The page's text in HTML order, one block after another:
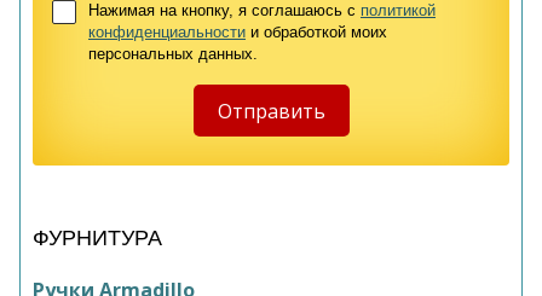
Нажимая на кнопку, я соглашаюсь с политикой
конфиденциальности и обработкой моих
персональных данных.
ФУРНИТУРА
Ручки Armadillo